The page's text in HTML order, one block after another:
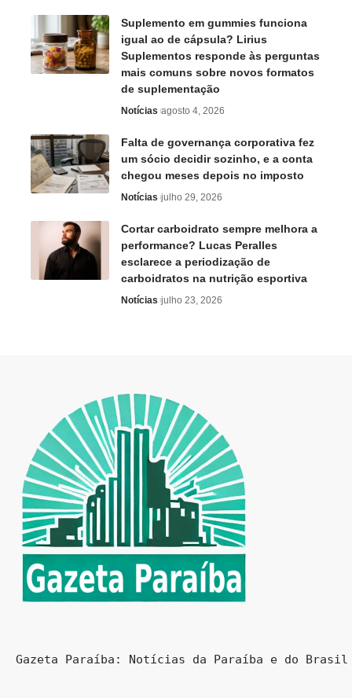
Suplemento em gummies funciona
igual ao de cápsula? Lirius
Suplementos responde às perguntas
mais comuns sobre novos formatos
de suplementação
Notícias agosto 4, 2026
Falta de governança corporativa fez
um sócio decidir sozinho, e a conta
chegou meses depois no imposto
Notícias julho 29, 2026
Cortar carboidrato sempre melhora a
performance? Lucas Peralles
esclarece a periodização de
carboidratos na nutrição esportiva
Notícias julho 23, 2026
Gazeta Paraíba: Notícias da Paraíba e do